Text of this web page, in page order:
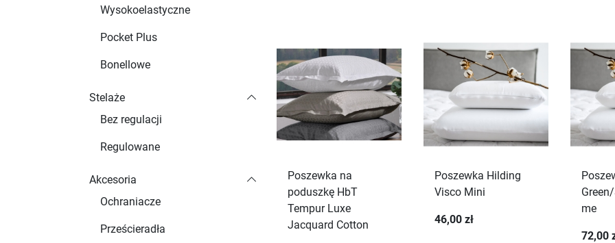
Wysokoelastyczne
Pocket Plus
Bonellowe
Stelaże
Bez regulacji
Regulowane
Akcesoria
Ochraniacze
Prześcieradła
Poszewka na
poduszkę HbT
Tempur Luxe
Jacquard Cotton
Poszewka Hilding
Visco Mini
46,00 zł
me
72,00